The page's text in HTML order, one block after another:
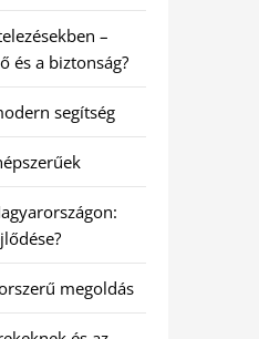
–
és a biztonság?
segítség
megoldás